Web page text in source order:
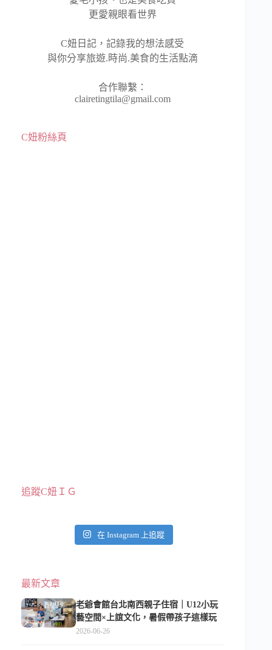
更愛親眼看世界
C妞日記，記錄我的想法感受
與你分享旅遊.時尚.美食的生活點滴
合作聯繫：
clairetingtila@gmail.com
C妞粉絲頁
追蹤C妞ＩＧ
在 Instagram 上追蹤
最新文章
老爺會館台北南西親子住宿｜U12小玩
藝空間×上誼文化，暑假帶孩子這樣玩
2026-06-26